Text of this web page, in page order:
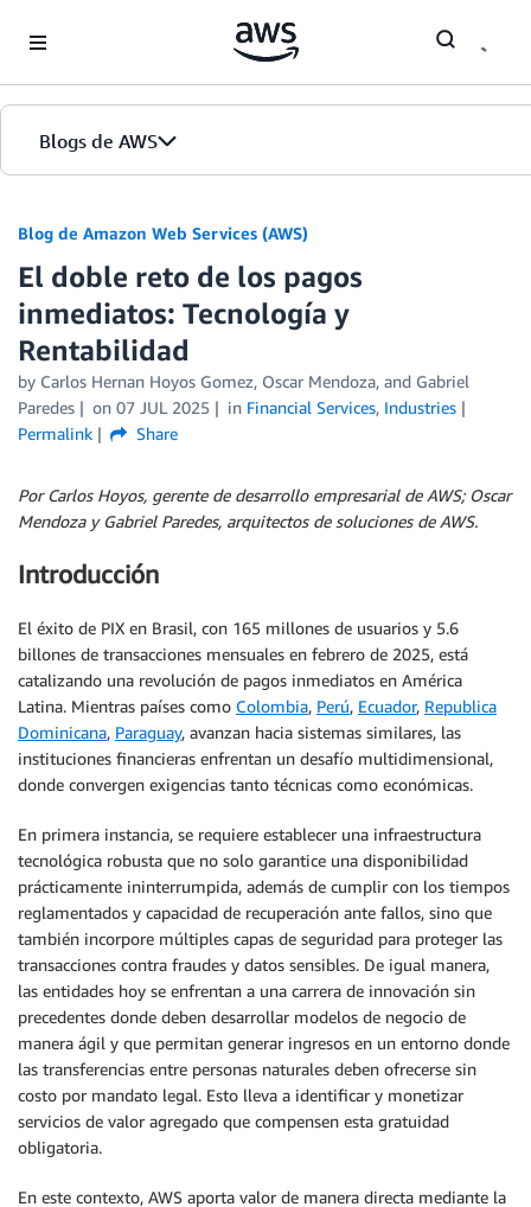
Blogs de AWS
Inicio
Ediciones
Blog de Amazon Web Services (AWS)
El doble reto de los pagos
inmediatos: Tecnología y
Rentabilidad
by Carlos Hernan Hoyos Gomez, Oscar Mendoza, and Gabriel
Paredes
on 07 JUL 2025 in Financial Services, Industries
Permalink
Share
Por Carlos Hoyos, gerente de desarrollo empresarial de AWS; Oscar
Mendoza y Gabriel Paredes, arquitectos de soluciones de AWS.
Introducción
El éxito de PIX en Brasil, con 165 millones de usuarios y 5.6
billones de transacciones mensuales en febrero de 2025, está
catalizando una revolución de pagos inmediatos en América
Latina. Mientras países como Colombia, Perú, Ecuador, Republica
Dominicana, Paraguay, avanzan hacia sistemas similares, las
instituciones financieras enfrentan un desafío multidimensional,
donde convergen exigencias tanto técnicas como económicas.
En primera instancia, se requiere establecer una infraestructura
tecnológica robusta que no solo garantice una disponibilidad
prácticamente ininterrumpida, además de cumplir con los tiempos
reglamentados y capacidad de recuperación ante fallos, sino que
también incorpore múltiples capas de seguridad para proteger las
transacciones contra fraudes y datos sensibles. De igual manera,
las entidades hoy se enfrentan a una carrera de innovación sin
precedentes donde deben desarrollar modelos de negocio de
manera ágil y que permitan generar ingresos en un entorno donde
las transferencias entre personas naturales deben ofrecerse sin
costo por mandato legal. Esto lleva a identificar y monetizar
servicios de valor agregado que compensen esta gratuidad
obligatoria.
En este contexto, AWS aporta valor de manera directa mediante la